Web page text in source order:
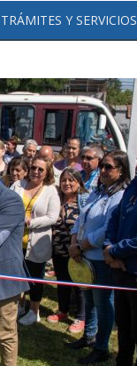
TRÁMITES Y SERVICIOS